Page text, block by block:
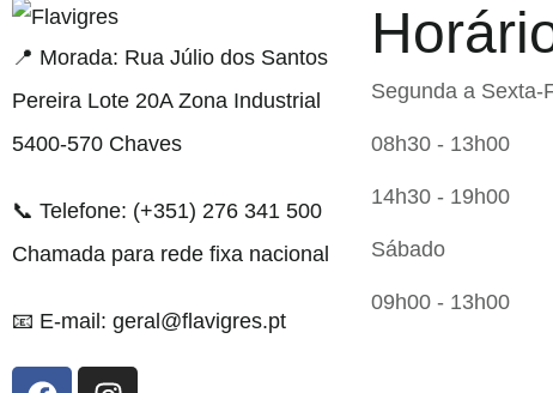
resmi adresi
📍 Morada: Rua Júlio dos Santos
Pereira Lote 20A Zona Industrial
5400-570 Chaves
📞 Telefone: (+351) 276 341 500
Chamada para rede fixa nacional
📧 E-mail: geral@flavigres.pt
Segunda a Sexta-
08h30 - 13h00
14h30 - 19h00
Sábado
09h00 - 13h00